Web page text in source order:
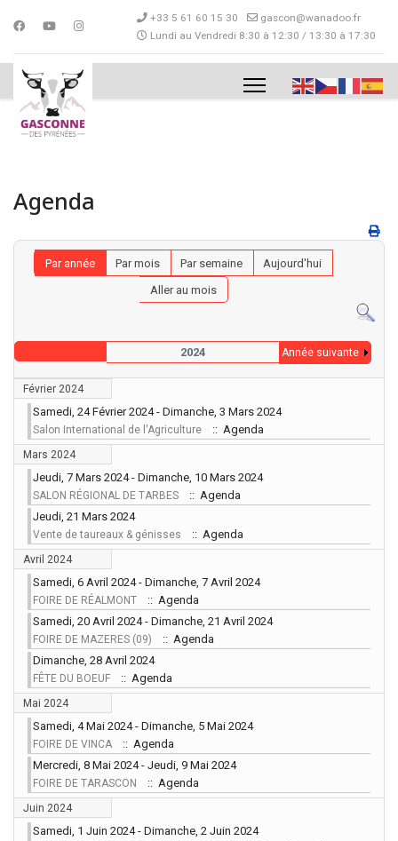
+33 5 61 60 15 30
gascon@wanadoo.fr
Lundi au Vendredi 8:30 à 12:30 / 13:30 à 17:30
Agenda
Par année Par mois Par semaine
Aujourd'hui
Aller au mois
2024 Année suivante
Février 2024
Samedi, 24 Février 2024 - Dimanche, 3 Mars 2024
Salon International de l'Agriculture :: Agenda
Mars 2024
Jeudi, 7 Mars 2024 - Dimanche, 10 Mars 2024
SALON RÉGIONAL DE TARBES
:: Agenda
Jeudi, 21 Mars 2024
Vente de taureaux & génisses :: Agenda
Avril 2024
Samedi, 6 Avril 2024 - Dimanche, 7 Avril 2024
FOIRE DE RÉALMONT
:: Agenda
Samedi, 20 Avril 2024 - Dimanche, 21 Avril 2024
FOIRE DE MAZERES (09)
:: Agenda
Dimanche, 28 Avril 2024
FÊTE DU BOEUF :: Agenda
Mai 2024
Samedi, 4 Mai 2024 - Dimanche, 5 Mai 2024
FOIRE DE VINCA
:: Agenda
Mercredi, 8 Mai 2024 - Jeudi, 9 Mai 2024
FOIRE DE TARASCON :: Agenda
Juin 2024
Samedi, 1 Juin 2024 - Dimanche, 2 Juin 2024